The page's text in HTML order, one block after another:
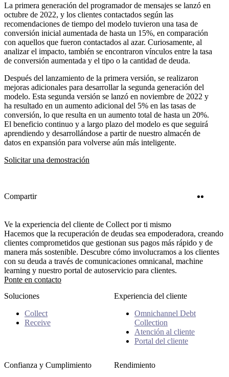
La primera generación del programador de mensajes se lanzó en
octubre de 2022, y los clientes contactados según las
recomendaciones de tiempo del modelo tuvieron una tasa de
conversión inicial aumentada de hasta un 15%, en comparación
con aquellos que fueron contactados al azar. Curiosamente, al
analizar el impacto, también se encontraron vínculos entre la tasa
de conversión aumentada y el tipo o la cantidad de deuda.
Después del lanzamiento de la primera versión, se realizaron
mejoras adicionales para desarrollar la segunda generación del
modelo. Esta segunda versión se lanzó en noviembre de 2022 y
ha resultado en un aumento adicional del 5% en las tasas de
conversión, lo que resulta en un aumento total de hasta un 20%.
El beneficio continuo y a largo plazo del modelo es que seguirá
aprendiendo y desarrollándose a partir de nuestro almacén de
datos en expansión para volverse aún más inteligente.
Solicitar una demostración
Compartir
Ve la experiencia del cliente de Collect por ti mismo
Hacemos que la recuperación de deudas sea empoderadora, creando
clientes comprometidos que gestionan sus pagos más rápido y de
manera más sostenible. Descubre cómo involucramos a los clientes
con su deuda a través de comunicaciones omnicanal, machine
learning y nuestro portal de autoservicio para clientes.
Ponte en contacto
Soluciones
Collect
Receive
Experiencia del cliente
Omnichannel Debt
Collection
Atención al cliente
Portal del cliente
Confianza y Cumplimiento
Rendimiento